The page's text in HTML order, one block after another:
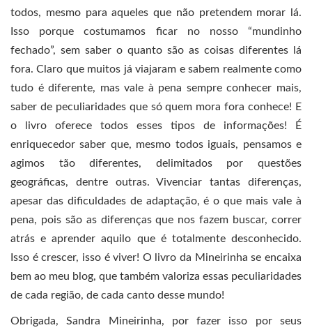
todos, mesmo para aqueles que não pretendem morar lá.
Isso porque costumamos ficar no nosso “mundinho
fechado”, sem saber o quanto são as coisas diferentes lá
fora. Claro que muitos já viajaram e sabem realmente como
tudo é diferente, mas vale à pena sempre conhecer mais,
saber de peculiaridades que só quem mora fora conhece! E
o livro oferece todos esses tipos de informações! É
enriquecedor saber que, mesmo todos iguais, pensamos e
agimos tão diferentes, delimitados por questões
geográficas, dentre outras. Vivenciar tantas diferenças,
apesar das dificuldades de adaptação, é o que mais vale à
pena, pois são as diferenças que nos fazem buscar, correr
atrás e aprender aquilo que é totalmente desconhecido.
Isso é crescer, isso é viver! O livro da Mineirinha se encaixa
bem ao meu blog, que também valoriza essas peculiaridades
de cada região, de cada canto desse mundo!
Obrigada, Sandra Mineirinha, por fazer isso por seus